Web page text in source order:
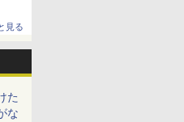
見る
た
な